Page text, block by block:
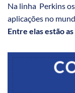
Na linha Perkins
aplicações no
Entre elas estão